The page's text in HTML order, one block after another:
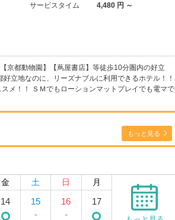
サービスタイム
4,480 円 ～
京都動物園】【蔦屋書店】等徒歩10分圏内の好立
立地なのに、リーズナブルに利用できるホテル！！
メ！！ ＳＭでもローションマットプレイでも電マで
もっと見る
金 土 日 月
14
15
-
16
-
17